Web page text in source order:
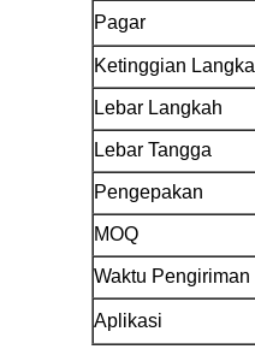
Pagar
Ketinggian
Lebar Langkah
Lebar Tangga
Pengepakan
MOQ
Waktu Pengiriman
Aplikasi